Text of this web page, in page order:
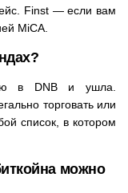
Finst — если вам
MiCA.
в DNB и ушла.
торговать или
список, в котором
можно